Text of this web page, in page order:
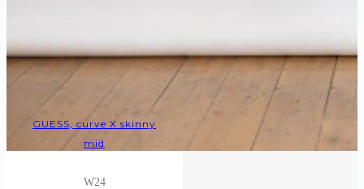
GUESS, curve X skinny
mid
W24